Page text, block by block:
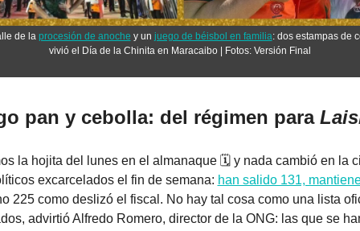
de la procesión de anoche y un juego de béisbol en familia: dos estampas de
vivió el Día de la Chinita en Maracaibo | Fotos: Versión Final
pan y cebolla: del régimen para
la hojita del lunes en el almanaque 🗓️ y nada cambió en la
excarcelados el fin de semana: han salido 131,
225 como deslizó el fiscal. No hay tal cosa como una lista
advirtió Alfredo Romero, director de la ONG: las que se